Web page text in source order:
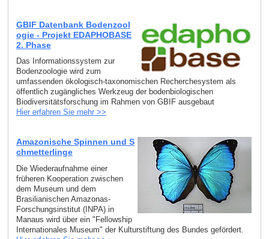
GBIF Datenbank Bodenzool
ogie - Projekt EDAPHOBASE
2. Phase
Das Informationssystem zur
Bodenzoologie wird zum
umfassenden ökologisch-taxonomischen Recherchesystem als
öffentlich zugängliches Werkzeug der bodenbiologischen
Biodiversitätsforschung im Rahmen von GBIF ausgebaut
Hier erfahren Sie mehr >>
Amazonische Spinnen und S
chmetterlinge
Die Wiederaufnahme einer
früheren Kooperation zwischen
dem Museum und dem
Brasilianischen Amazonas-
Forschungsinstitut (INPA) in
Manaus wird über ein "Fellowship
Internationales Museum" der Kulturstiftung des Bundes gefördert.